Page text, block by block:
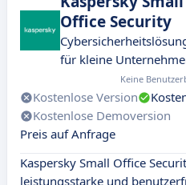
Office Security
für kleine
Keine
Kostenlose Version
Kostenlose Demoversion
Preis auf Anfrage
Kaspersky Small Office
leistungsstarke und